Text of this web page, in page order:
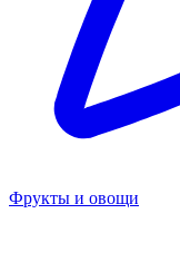
Фрукты и овощи